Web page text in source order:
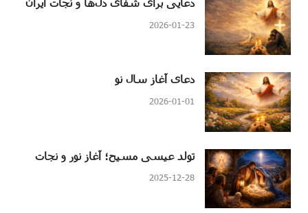
دعایی برای شفای دل‌ها و نجات ایران
2026-01-23
دعای آغاز سال نو
2026-01-01
تولد عیسی مسیح؛ آغاز نور و نجات
2025-12-28